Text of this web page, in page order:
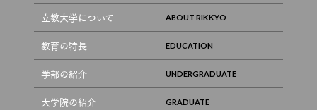
立教大学について
教育の特長
学部の紹介
大学院の紹介